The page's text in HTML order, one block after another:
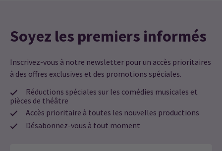
Soyez les premiers informés
Inscrivez-vous à notre newsletter pour un accès prioritaires
à des offres exclusives et des promotions spéciales.
Réductions spéciales sur les comédies musicales et
pièces de théâtre
Accès prioritaire à toutes les nouvelles productions
Désabonnez-vous à tout moment